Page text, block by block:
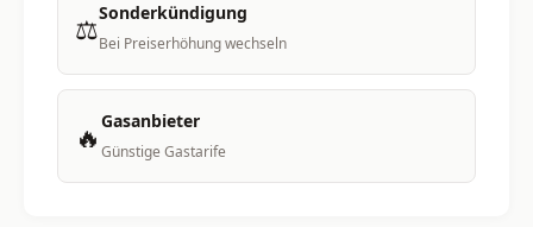
⚖️Sonderkündigung
Bei Preiserhöhung wechseln
🔥 Gasanbieter
Günstige Gastarife